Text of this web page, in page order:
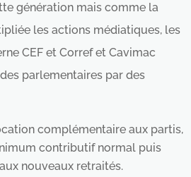
génération mais comme la
les actions médiatiques, les
CEF et Corref et Cavimac
parlementaires par des
complémentaire aux partis,
contributif normal puis
nouveaux retraités.